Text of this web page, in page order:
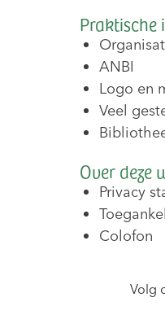
Praktische
ANBI
Logo en
Veel
Over deze
Privacy
Colofon
Volg